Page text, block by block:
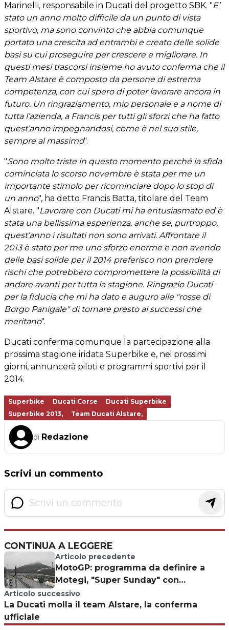
Marinelli, responsabile in Ducati del progetto SBK. "E’
stato un anno molto difficile da un punto di vista
sportivo, ma sono convinto che abbia comunque
portato una crescita ad entrambi e creato delle solide
basi su cui proseguire per crescere e migliorare. In
questi mesi trascorsi insieme ho avuto conferma che il
Team Alstare è composto da persone di estrema
competenza, con cui spero di poter lavorare ancora in
futuro. Un ringraziamento, mio personale e a nome di
tutta l’azienda, a Francis per tutti gli sforzi che ha fatto
quest’anno impegnandosi, come è nel suo stile,
sempre al massimo".
"Sono molto triste in questo momento perché la sfida
cominciata lo scorso novembre è stata per me un
importante stimolo per ricominciare dopo lo stop di
un anno", ha detto Francis Batta, titolare del Team
Alstare. "Lavorare con Ducati mi ha entusiasmato ed è
stata una bellissima esperienza, anche se, purtroppo,
quest’anno i risultati non sono arrivati. Affrontare il
2013 è stato per me uno sforzo enorme e non avendo
delle basi solide per il 2014 preferisco non prendere
rischi che potrebbero compromettere la possibilità di
andare avanti per tutta la stagione. Ringrazio Ducati
per la fiducia che mi ha dato e auguro alle "rosse di
Borgo Panigale" di tornare presto ai successi che
meritano".
Ducati conferma comunque la partecipazione alla
prossima stagione iridata Superbike e, nei prossimi
giorni, annuncerà piloti e programmi sportivi per il
2014.
Superbike Ducati Corse
Ducati Superbike
Superbike 2013,
Team Ducati Alstare,
di Redazione
Scrivi un commento
CONTINUA A LEGGERE
Articolo precedente
MotoGP: programma da definire a
Motegi, "Super Sunday" con
qualifiche e gare?
Articolo successivo
La Ducati molla il team Alstare, la conferma
ufficiale